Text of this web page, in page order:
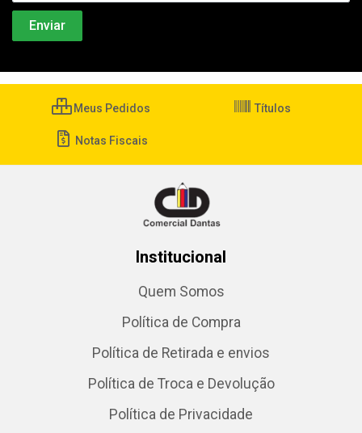
Meus Pedidos Títulos
Notas Fiscais
Institucional
Quem Somos
Política de Compra
Política de Retirada e envios
Política de Troca e Devolução
Política de Privacidade